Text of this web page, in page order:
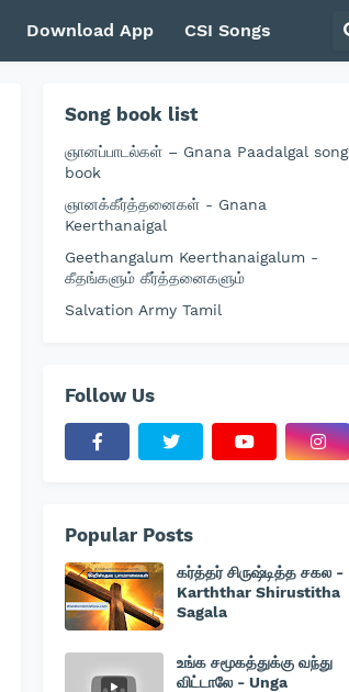
Download App CSI Songs
Song book list
ஞானப்பாடல்கள் – Gnana Paadalgal song
book
ஞானக்கீர்த்தனைகள் - Gnana
Keerthanaigal
Geethangalum Keerthanaigalum -
கீதங்களும் கீர்த்தனைகளும்
Salvation Army Tamil
Follow Us
Popular Posts
கர்த்தர் சிருஷ்டித்த சகல -
Karththar Shirustitha
Sagala
உங்க சமூகத்துக்கு வந்து
விட்டாலே - Unga